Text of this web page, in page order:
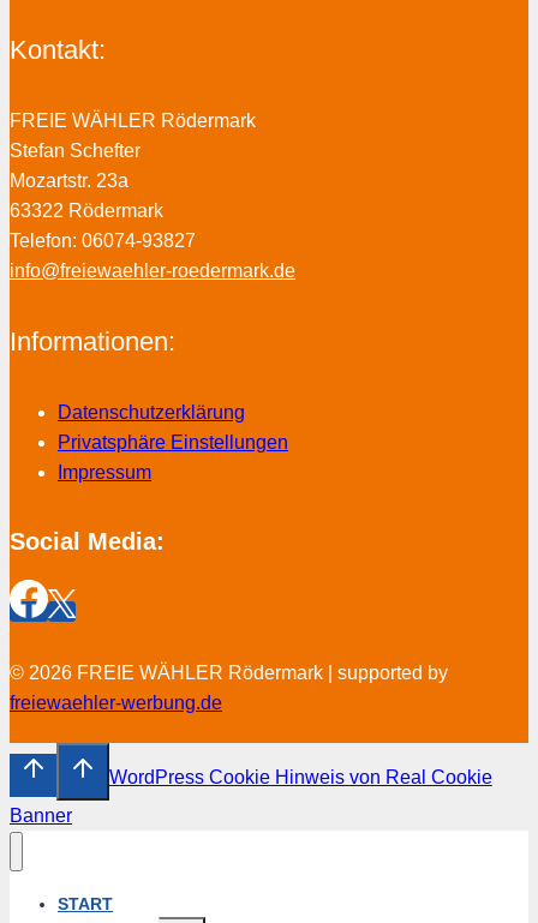
Kontakt:
FREIE WÄHLER Rödermark
Stefan Schefter
Mozartstr. 23a
63322 Rödermark
Telefon: 06074-93827
info@freiewaehler-roedermark.de
Informationen:
Datenschutzerklärung
Privatsphäre Einstellungen
Impressum
Social Media:
© 2026 FREIE WÄHLER Rödermark | supported by
freiewaehler-werbung.de
WordPress Cookie Hinweis von Real Cookie
Banner
START